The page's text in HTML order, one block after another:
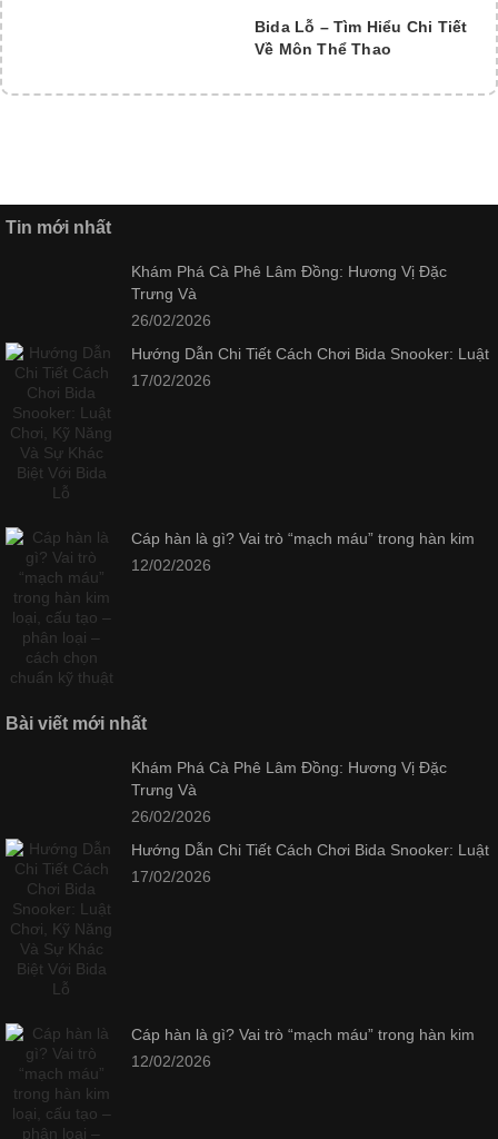
Bida Lỗ – Tìm Hiểu Chi Tiết
Về Môn Thể Thao
Tin mới nhất
Khám Phá Cà Phê Lâm Đồng: Hương Vị Đặc
Trưng Và
26/02/2026
Hướng Dẫn Chi Tiết Cách Chơi Bida Snooker: Luật
17/02/2026
Cáp hàn là gì? Vai trò “mạch máu” trong hàn kim
12/02/2026
Bài viết mới nhất
Khám Phá Cà Phê Lâm Đồng: Hương Vị Đặc
Trưng Và
26/02/2026
Hướng Dẫn Chi Tiết Cách Chơi Bida Snooker: Luật
17/02/2026
Cáp hàn là gì? Vai trò “mạch máu” trong hàn kim
12/02/2026